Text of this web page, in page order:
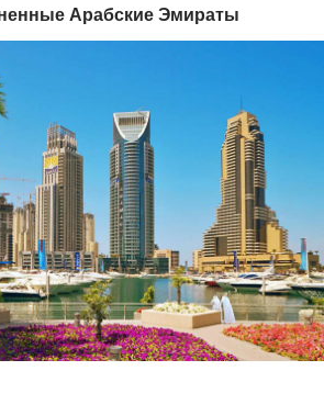
Арабские Эмираты